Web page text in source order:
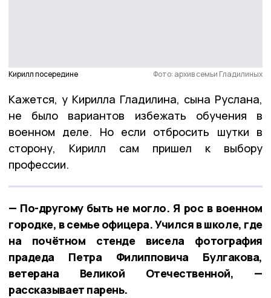
Кирилл посередине Фото: архив семьи Гладилиных
Кажется, у Кирилла Гладилина, сына Руслана,
не было вариантов избежать обучения в
военном деле. Но если отбросить шутки в
сторону, Кирилл сам пришел к выбору
профессии.
— По-другому быть не могло. Я рос в военном
городке, в семье офицера. Учился в школе, где
на почётном стенде висела фотография
прадеда Петра Филипповича Булгакова,
ветерана Великой Отечественной, —
рассказывает парень.